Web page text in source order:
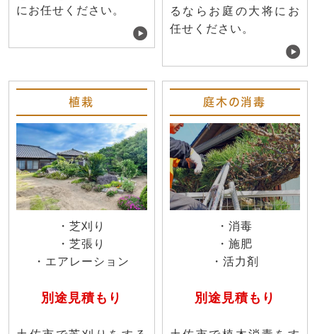
にお任せください。
るならお庭の大将にお
任せください。
植栽
・芝刈り
・芝張り
・エアレーション
別途見積もり
庭木の消毒
・消毒
・施肥
・活力剤
別途見積もり